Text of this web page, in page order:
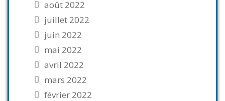
août 2022
juillet 2022
juin 2022
mai 2022
avril 2022
mars 2022
février 2022